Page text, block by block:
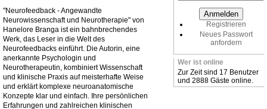
"Neurofeedback - Angewandte
Neurowissenschaft und Neurotherapie" von
Hanelore Branga ist ein bahnbrechendes
Werk, das Leser in die Welt des
Neurofeedbacks einführt. Die Autorin, eine
anerkannte Psychologin und
Neurotherapeutin, kombiniert Wissenschaft
und klinische Praxis auf meisterhafte Weise
und erklärt komplexe neuroanatomische
Konzepte klar und einfach. Ihre persönlichen
Erfahrungen und zahlreichen klinischen
Registrieren
Neues Passwort
anfordern
Wer ist online
Zur Zeit sind 17 Benutzer
und 2888 Gäste online.